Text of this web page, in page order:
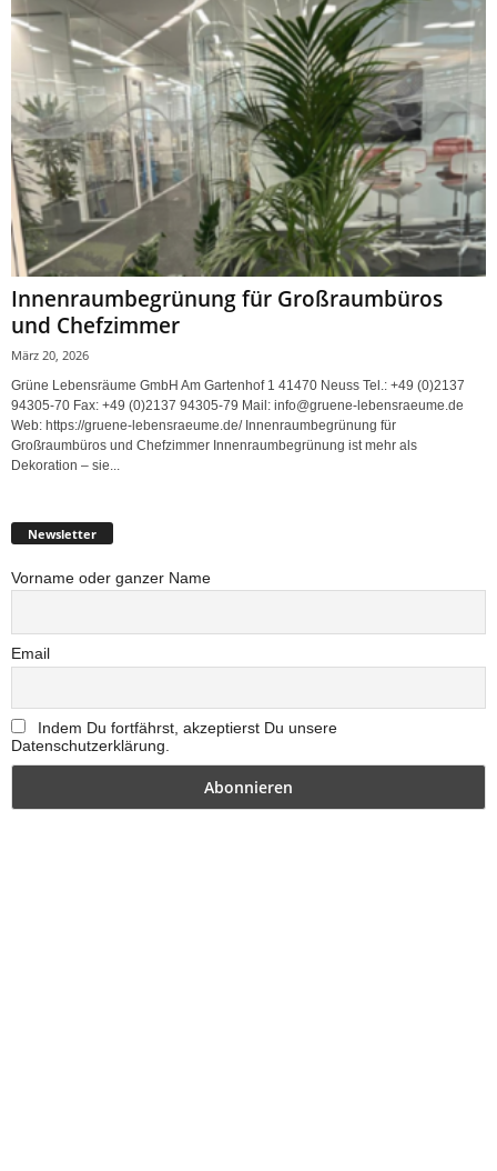
Innenraumbegrünung für Großraumbüros
und Chefzimmer
März 20, 2026
Grüne Lebensräume GmbH Am Gartenhof 1 41470 Neuss Tel.: +49 (0)2137
94305-70 Fax: +49 (0)2137 94305-79 Mail: info@gruene-lebensraeume.de
Web: https://gruene-lebensraeume.de/ Innenraumbegrünung für
Großraumbüros und Chefzimmer Innenraumbegrünung ist mehr als
Dekoration – sie...
Newsletter
Vorname oder ganzer Name
Email
Indem Du fortfährst, akzeptierst Du unsere
Datenschutzerklärung.